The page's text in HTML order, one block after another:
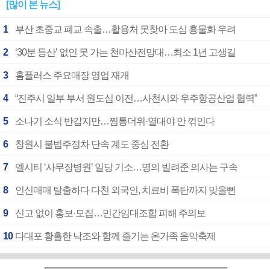
[많이 본 뉴스]
1 부산 초중교 폐교 속출…활용처 못찾아 도심 흉물화 우려
2 ‘30분 등산’ 없인 못 가는 천마산전망대…최소 1년 고생길
3 홈플러스 주요매장 영업 재개
4 “진주시 일부 부서 원도심 이전…사천시와 우주항공산업 협력”
5 소나기 소식 반갑지만…찜통더위·열대야 안 꺾인다
6 창원시 불법주정차 단속 계도 중심 전환
7 엘시티 ‘사무장병원’ 일당 기소…명의 빌려준 의사는 구속
8 인신매매 탈출하다 다친 외국인, 치료비 폭탄까지 맞을뻔
9 신고 없이 홍보·모집…민간임대조합 피해 주의보
10 다대포 황홀한 낙조와 함께 즐기는 온가족 음악축제